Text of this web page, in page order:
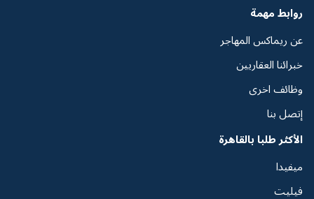
روابط مهمة
عن ريماكس المهاجر
خبرائنا العقاريين
وظائف اخرى
إتصل بنا
الأكثر طلبا بالقاهرة
ميفيدا
فيليت